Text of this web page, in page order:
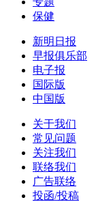
保健
新明日报
早报俱乐部
电子报
国际版
中国版
关于我们
常见问题
关注我们
联络我们
广告联络
投函/投稿